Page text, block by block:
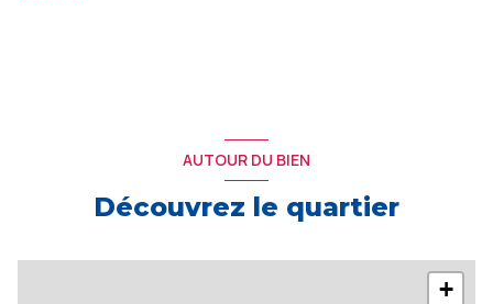
AUTOUR DU BIEN
Découvrez le quartier
+